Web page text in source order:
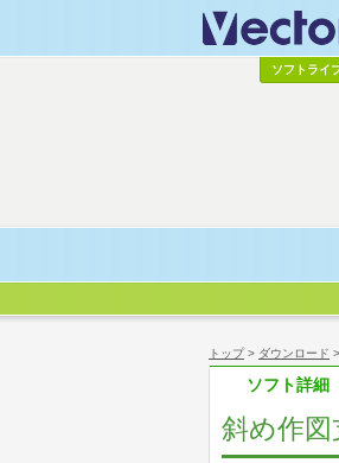
トップ> ダウンロード >
ソフト詳細
斜め作図
ソフトライ